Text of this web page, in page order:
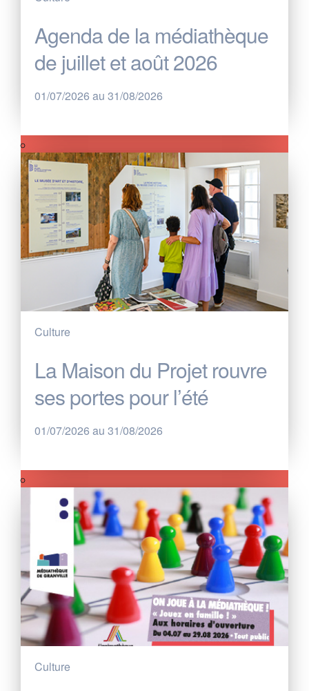
Agenda de la médiathèque
de juillet et août 2026
01/07/2026 au 31/08/2026
Culture
La Maison du Projet rouvre
ses portes pour l’été
01/07/2026 au 31/08/2026
Culture